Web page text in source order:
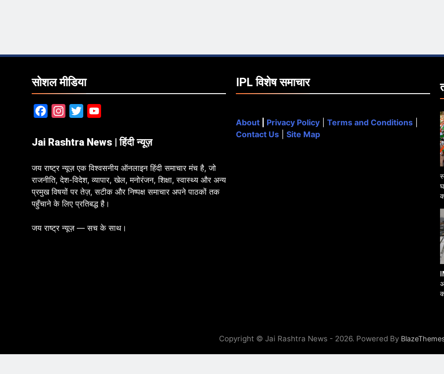
सोशल मीडिया
FacebookInstagram
Twitter
Jai Rashtra News | हिंदी न्यूज़
जय राष्ट्र न्यूज़ एक विश्वसनीय ऑनलाइन हिंदी समाचार मंच है, जो
राजनीति, देश-विदेश, व्यापार, खेल, मनोरंजन, शिक्षा, स्वास्थ्य और अन्य
प्रमुख विषयों पर तेज़, सटीक और निष्पक्ष समाचार अपने पाठकों तक
पहुँचाने के लिए प्रतिबद्ध है।
जय राष्ट्र न्यूज़ — सच के साथ।
IPL विशेष समाचार
About Privacy Policy Terms and Conditions
Contact Us
Site Map
Copyright © Jai Rashtra News - 2026. Powered By